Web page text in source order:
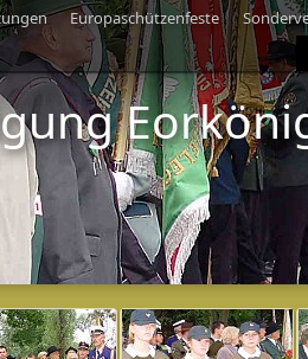
Europaschützenfeste